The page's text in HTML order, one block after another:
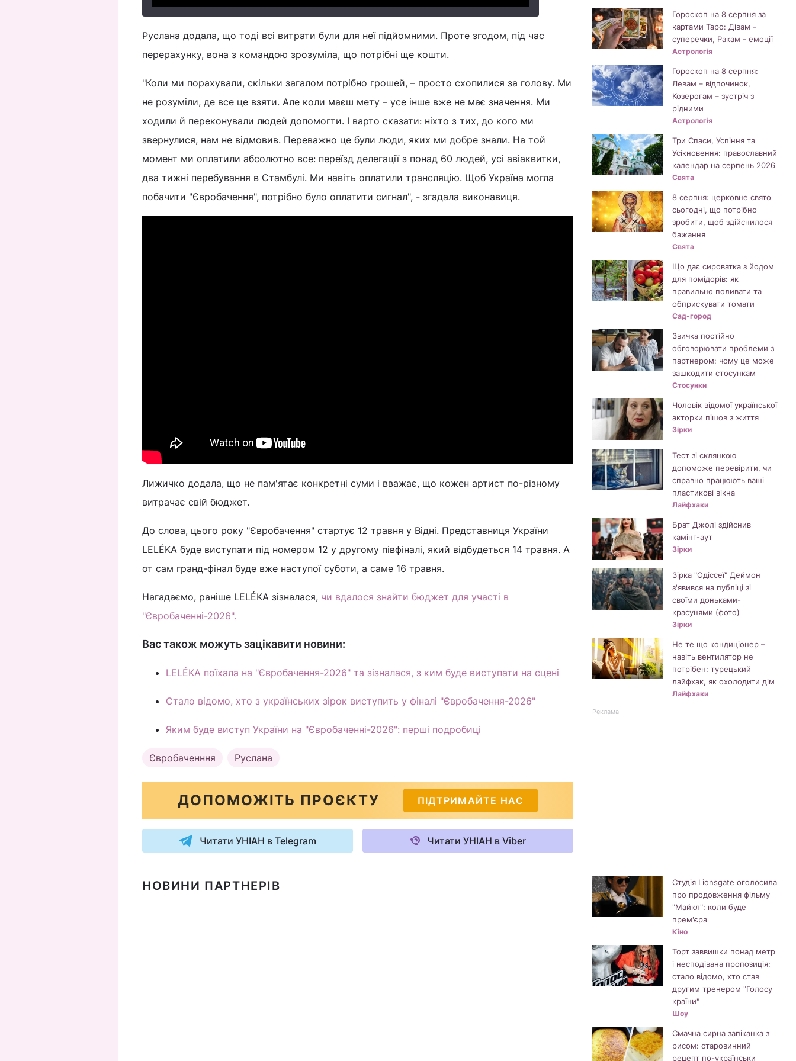
Руслана додала, що тоді всі витрати були для неї підйомними. Проте згодом, під час
перерахунку, вона з командою зрозуміла, що потрібні ще кошти.
"Коли ми порахували, скільки загалом потрібно грошей, – просто схопилися за голову. Ми
не розуміли, де все це взяти. Але коли маєш мету – усе інше вже не має значення. Ми
ходили й переконували людей допомогти. І варто сказати: ніхто з тих, до кого ми
звернулися, нам не відмовив. Переважно це були люди, яких ми добре знали. На той
момент ми оплатили абсолютно все: переїзд делегації з понад 60 людей, усі авіаквитки,
два тижні перебування в Стамбулі. Ми навіть оплатили трансляцію. Щоб Україна могла
побачити "Євробачення", потрібно було оплатити сигнал", - згадала виконавиця.
Лижичко додала, що не пам'ятає конкретні суми і вважає, що кожен артист по-різному
витрачає свій бюджет.
До слова, цього року "Євробачення" стартує 12 травня у Відні. Представниця України
LELÉKA буде виступати під номером 12 у другому півфіналі, який відбудеться 14 травня. А
от сам гранд-фінал буде вже наступої суботи, а саме 16 травня.
Нагадаємо, раніше LELÉKA зізналася, чи вдалося знайти бюджет для участі в
"Євробаченні-2026".
Вас також можуть зацікавити новини:
LELÉKA поїхала на "Євробачення-2026" та зізналася, з ким буде виступати на сцені
Стало відомо, хто з українських зірок виступить у фіналі "Євробачення-2026"
Яким буде виступ України на "Євробаченні-2026": перші подробиці
Євробаченння Руслана
ДОПОМОЖІТЬ ПРОЄКТУ ПІДТРИМАЙТЕ НАС
Читати УНІАН в Telegram Читати УНІАН в Viber
НОВИНИ ПАРТНЕРІВ
Гороскоп на 8 серпня за
картами Таро: Дівам -
суперечки, Ракам - емоції
Астрологія
Гороскоп на 8 серпня:
Левам – відпочинок,
Козерогам – зустріч з
рідними
Астрологія
Три Спаси, Успіння та
Усікновення: православний
календар на серпень 2026
Свята
8 серпня: церковне свято
сьогодні, що потрібно
зробити, щоб здійснилося
бажання
Свята
Що дає сироватка з йодом
для помідорів: як
правильно поливати та
обприскувати томати
Сад-город
Звичка постійно
обговорювати проблеми з
партнером: чому це може
зашкодити стосункам
Стосунки
Чоловік відомої української
акторки пішов з життя
Зірки
Тест зі склянкою
допоможе перевірити, чи
справно працюють ваші
пластикові вікна
Лайфхаки
Брат Джолі здійснив
камінг-аут
Зірки
Зірка "Одіссеї" Деймон
з'явився на публіці зі
своїми доньками-
красунями (фото)
Зірки
Не те що кондиціонер –
навіть вентилятор не
потрібен: турецький
лайфхак, як охолодити дім
Лайфхаки
Реклама
Студія Lionsgate оголосила
про продовження фільму
"Майкл": коли буде
прем'єра
Кіно
Торт заввишки понад метр
і несподівана пропозиція:
стало відомо, хто став
другим тренером "Голосу
країни"
Шоу
Смачна сирна запіканка з
рисом: старовинний
рецепт по-українськи